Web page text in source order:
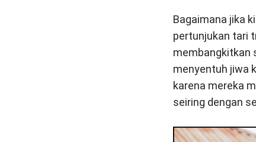
Bagaimana jika
pertunjukan tari
membangkitkan
menyentuh jiwa
karena mereka
seiring dengan